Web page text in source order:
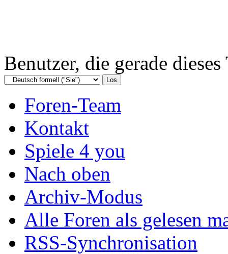
Benutzer, die gerade
Foren-Team
Kontakt
Spiele 4 you
Nach oben
Archiv-Modus
Alle Foren als gelesen
RSS-Synchronisation